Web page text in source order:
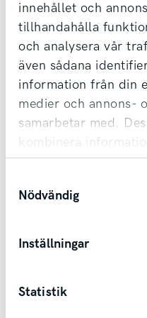
innehållet och
tillhandahålla
och analysera vår
även sådana
information från din
medier och annons-
samarbetar med.
kombinera
information som du
som de har samlat
tjänster.
Nödvändig
Inställningar
Statistik
Möjlighet till
Andra bilar i
Lidköping